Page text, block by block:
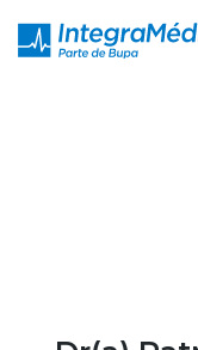
Especialidades
Telemedicina